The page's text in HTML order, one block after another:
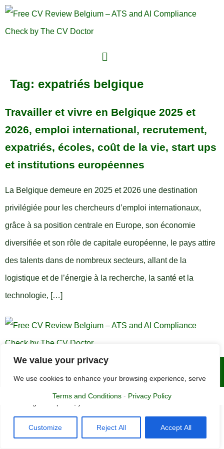
We value your privacy
We use cookies to enhance your browsing experience, serve
clicking "Accept All", you consent to our use of cookies.
Customize Reject All Accept All
Tag: expatriés belgique
Travailler et vivre en Belgique 2025 et
2026, emploi international, recrutement,
expatriés, écoles, coût de la vie, start ups
et institutions européennes
La Belgique demeure en 2025 et 2026 une destination
privilégiée pour les chercheurs d’emploi internationaux,
grâce à sa position centrale en Europe, son économie
diversifiée et son rôle de capitale européenne, le pays attire
des talents dans de nombreux secteurs, allant de la
logistique et de l’énergie à la recherche, la santé et la
technologie, […]
Terms and Conditions - Privacy Policy